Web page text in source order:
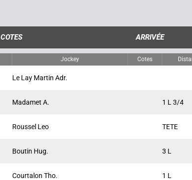
COTES ARRIVÉE
Jockey Cotes
Le Lay Martin Adr.
Madamet A. 1 L 3/4
Roussel Leo TETE
Boutin Hug. 3 L
Courtalon Tho. 1 L